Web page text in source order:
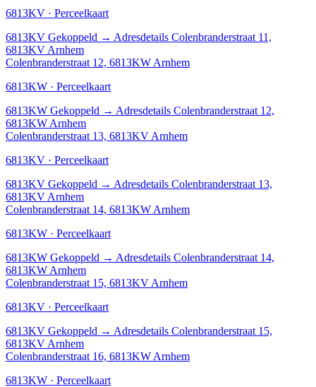
6813KV · Perceelkaart
6813KV Gekoppeld → Adresdetails Colenbranderstraat 11,
6813KV Arnhem
Colenbranderstraat 12, 6813KW Arnhem
6813KW · Perceelkaart
6813KW Gekoppeld → Adresdetails Colenbranderstraat 12,
6813KW Arnhem
Colenbranderstraat 13, 6813KV Arnhem
6813KV · Perceelkaart
6813KV Gekoppeld → Adresdetails Colenbranderstraat 13,
6813KV Arnhem
Colenbranderstraat 14, 6813KW Arnhem
6813KW · Perceelkaart
6813KW Gekoppeld → Adresdetails Colenbranderstraat 14,
6813KW Arnhem
Colenbranderstraat 15, 6813KV Arnhem
6813KV · Perceelkaart
6813KV Gekoppeld → Adresdetails Colenbranderstraat 15,
6813KV Arnhem
Colenbranderstraat 16, 6813KW Arnhem
6813KW · Perceelkaart